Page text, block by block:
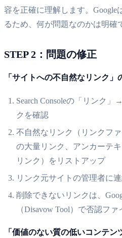
容を正確に理解します。Google
るため、何が問題なのかは明確
STEP 2：問題の修正
「サイトへの不自然なリンク」
Search Consoleの「リンク
クを確認
不自然なリンク（リンクフ
の大量リンク、アンカーテ
リンク）をリストアップ
リンク元サイトの管理者に
削除できないリンクは、
（Disavow Tool）で否認ファ
「価値のない質の低いコンテン